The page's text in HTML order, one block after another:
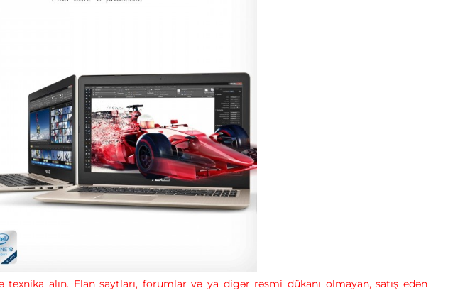
texnika alın. Elan saytları, forumlar və ya digər rəsmi dükanı olmayan, satış edən